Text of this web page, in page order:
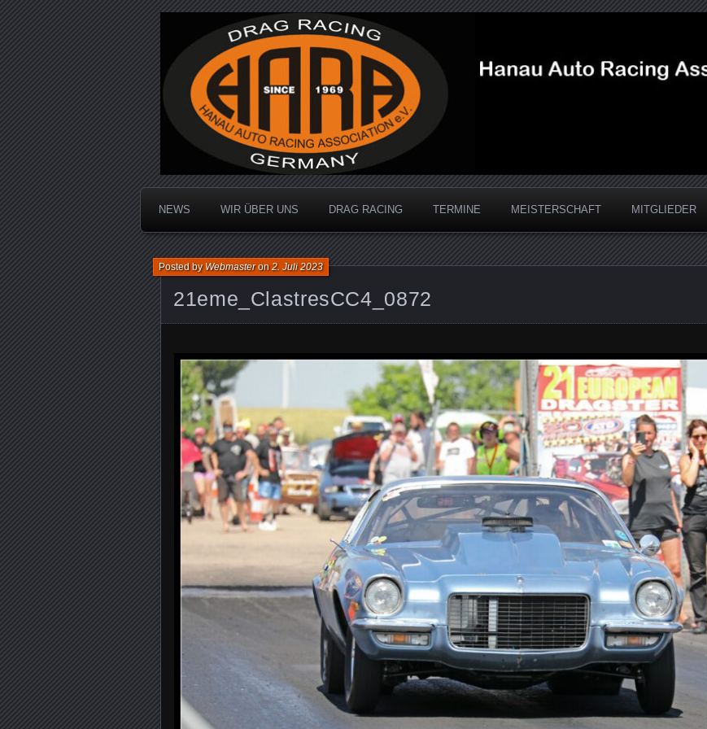
Hanau Auto Racing Association
Dragracing auf der 1/4 Meile
NEWS WIR ÜBER UNS DRAG RACING TERMINE MEISTERSCHAFT MITGLIEDER
21eme_ClastresCC4_0872
Posted byWebmasteron2. Juli 2023